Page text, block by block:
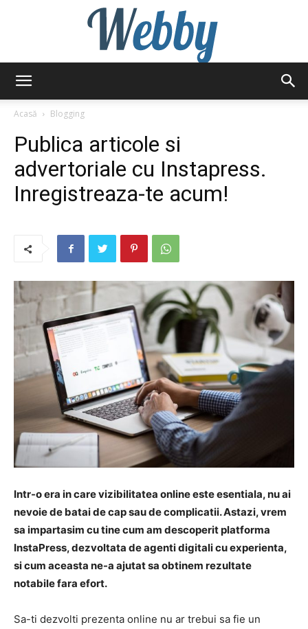
Acasă
Blogging
Publica articole si
advertoriale cu Instapress.
Inregistreaza-te acum!
Intr-o era in care vizibilitatea online este esentiala, nu ai
nevoie de batai de cap sau de complicatii. Astazi, vrem
sa impartasim cu tine cum am descoperit platforma
InstaPress, dezvoltata de agenti digitali cu experienta,
si cum aceasta ne-a ajutat sa obtinem rezultate
notabile fara efort.
Sa-ti dezvolti prezenta online nu ar trebui sa fie un